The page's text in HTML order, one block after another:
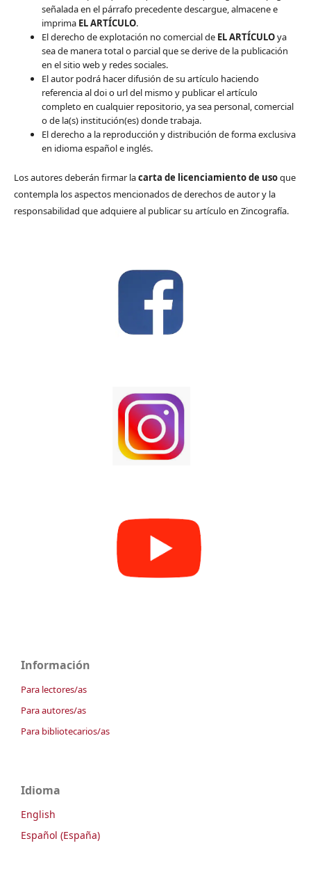
señalada en el párrafo precedente descargue, almacene e
imprima EL ARTÍCULO.
El derecho de explotación no comercial de EL ARTÍCULOya
sea de manera total o parcial que se derive de la publicación
en el sitio web y redes sociales.
El autor podrá hacer difusión de su artículo haciendo
referencia al doi o url del mismo y publicar el artículo
completo en cualquier repositorio, ya sea personal, comercial
o de la(s) institución(es) donde trabaja.
El derecho a la reproducción y distribución de forma exclusiva
en idioma español e inglés.
Los autores deberán firmar lacarta de licenciamiento de usoque
contempla los aspectos mencionados de derechos de autor y la
responsabilidad que adquiere al publicar su artículo en Zincografía.
Información
Para lectores/as
Para autores/as
Para bibliotecarios/as
Idioma
English
Español (España)